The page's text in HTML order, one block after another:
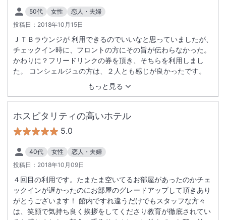
50代 女性
恋人・夫婦
投稿日： 2018年10月15日
もっと見る
ＪＴＢラウンジが 利用できるのでいいなと思っていましたが、
チェックイン時に、フロントの方にその旨が伝わらなかった。
かわりに？フリードリンクの券を頂き、そちらを利用しまし
た。 コンシェルジュの方は、２人とも感じが良かったです。
ホスピタリティの高いホテル
5.0
40代 女性
恋人・夫婦
投稿日： 2018年10月09日
４回目の利用です。たまたま空いてるお部屋があったのかチェ
ックインが遅かったのにお部屋のグレードアップして頂きあり
がとうございます！ 館内ですれ違うだけでもスタッフな方々
は、笑顔で気持ち良く挨拶をしてくださり教育が徹底されてい